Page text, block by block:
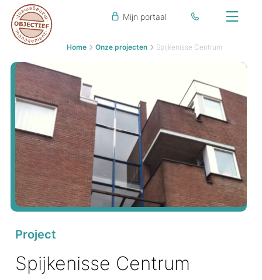
Mijn portaal
Home Onze projecten Spijkenisse Centrum
Project
Spijkenisse Centrum